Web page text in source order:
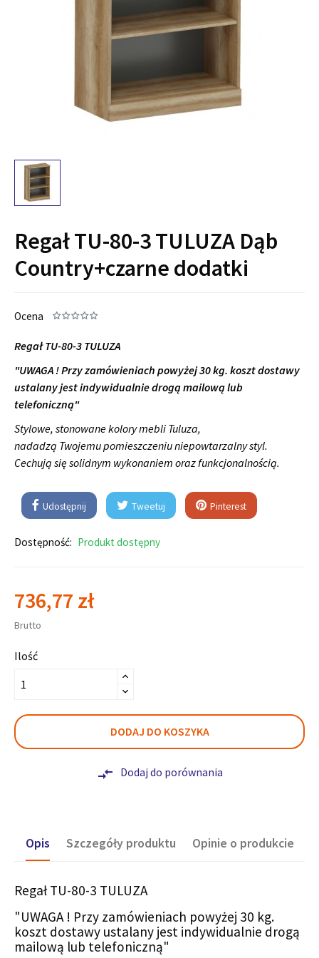
Regał TU-80-3 TULUZA Dąb
Country+czarne dodatki
Ocena
Regał TU-80-3 TULUZA
"UWAGA ! Przy zamówieniach powyżej 30 kg. koszt dostawy
ustalany jest indywidualnie drogą mailową lub
telefoniczną"
Stylowe, stonowane kolory mebli Tuluza,
nadadzą Twojemu pomieszczeniu niepowtarzalny styl.
Cechują się solidnym wykonaniem oraz funkcjonalnością.
Udostępnij Tweetuj Pinterest
Dostępność: Produkt dostępny
736,77 zł
Brutto
Ilość
DODAJ DO KOSZYKA
compare_arrows Dodaj do porównania
Opis Szczegóły produktu Opinie o produkcie
Regał TU-80-3 TULUZA
"UWAGA ! Przy zamówieniach powyżej 30 kg.
koszt dostawy ustalany jest indywidualnie drogą
mailową lub telefoniczną"